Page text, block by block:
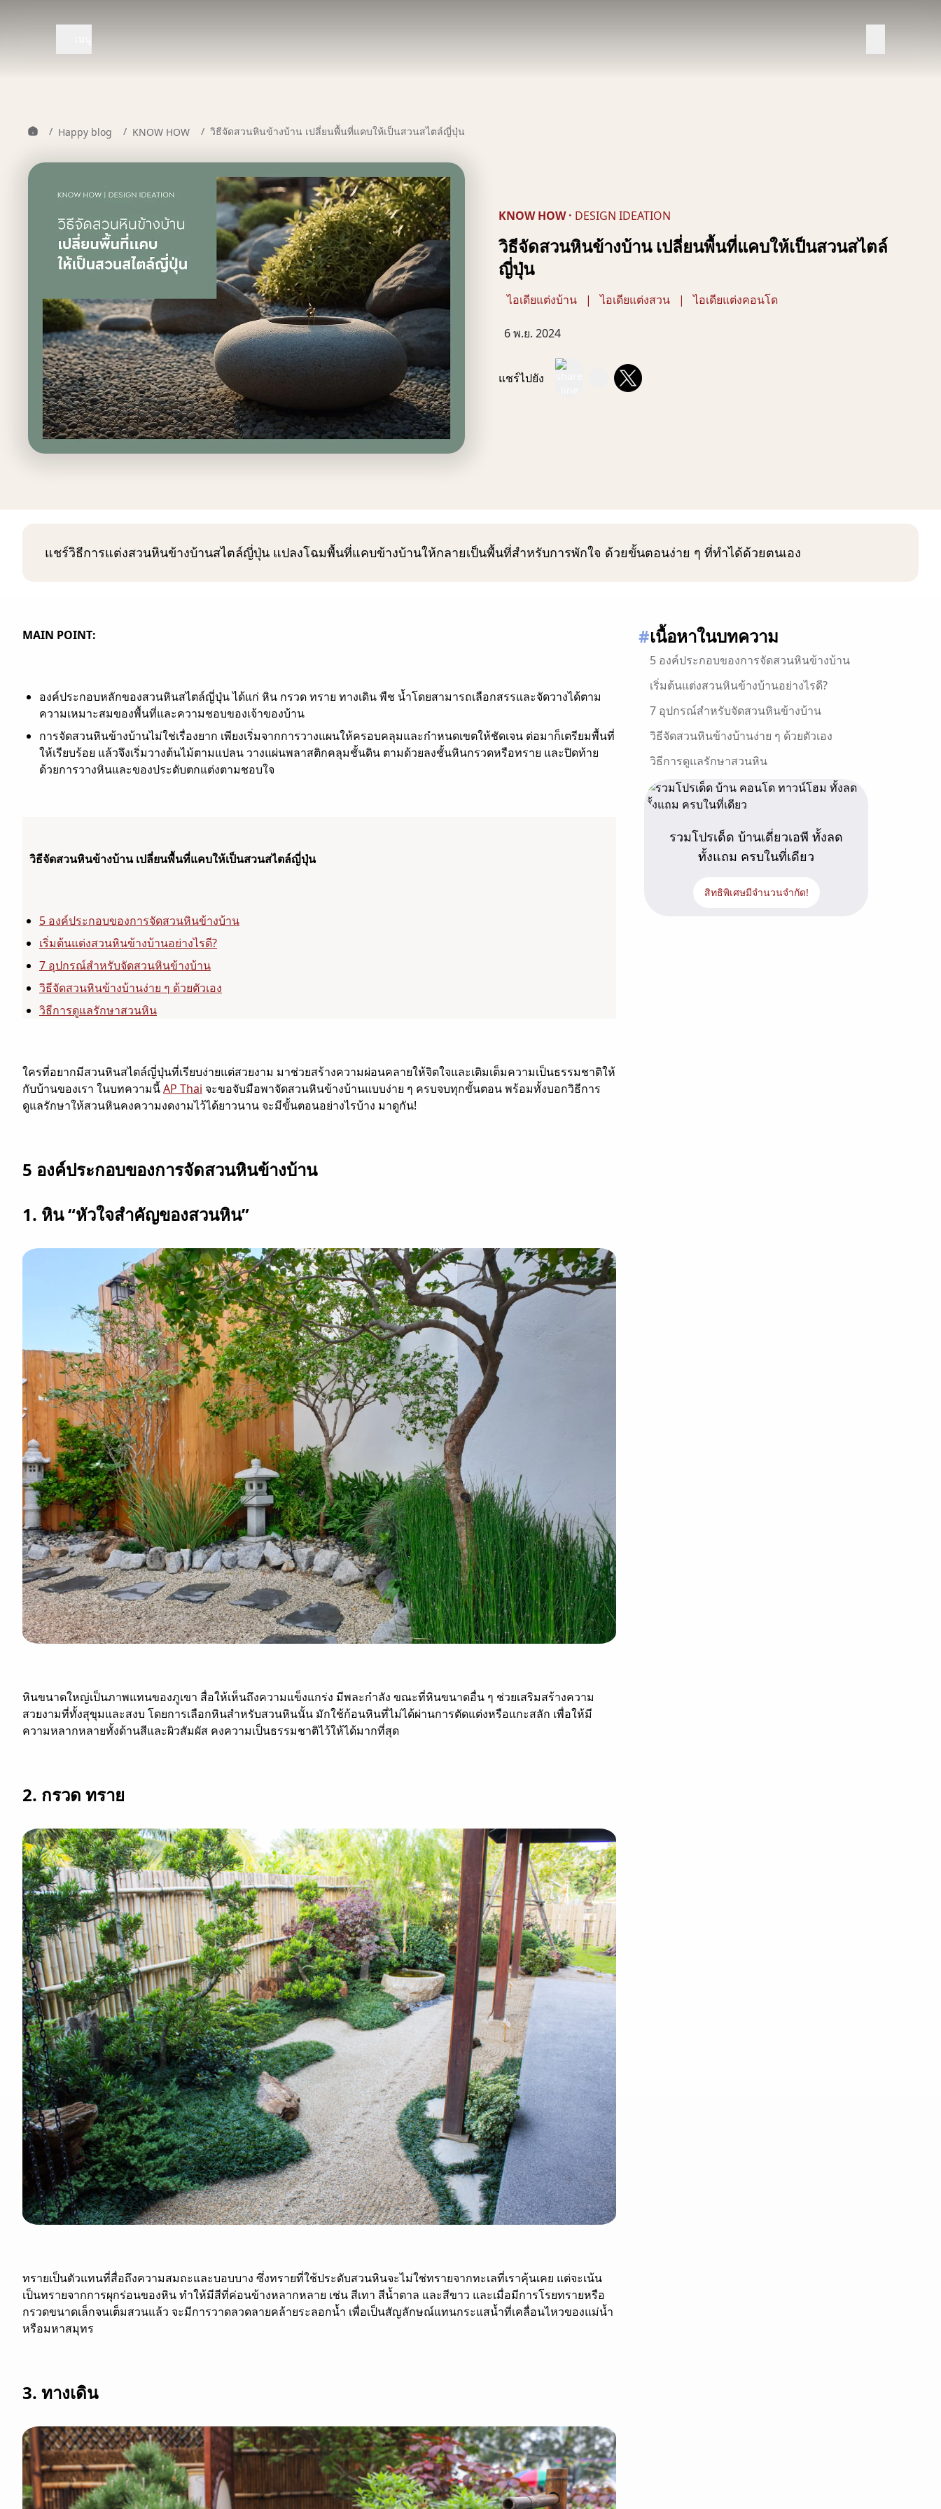
/ Happy blog / KNOW HOW / วิธีจัดสวนหินข้างบ้าน เปลี่ยนพื้นที่แคบให้เป็นสวนสไตล์ญี่ปุ่น
KNOW HOW· DESIGN IDEATION
วิธีจัดสวนหินข้างบ้าน เปลี่ยนพื้นที่แคบให้เป็นสวนสไตล์
ญี่ปุ่น
ไอเดียแต่งบ้าน | ไอเดียแต่งสวน | ไอเดียแต่งคอนโด
6 พ.ย. 2024
แชร์ไปยัง
แชร์วิธีการแต่งสวนหินข้างบ้านสไตล์ญี่ปุ่น แปลงโฉมพื้นที่แคบข้างบ้านให้กลายเป็นพื้นที่สำหรับการพักใจ ด้วยขั้นตอนง่าย ๆ ที่ทำได้ด้วยตนเอง
#เนื้อหาในบทความ
5 องค์ประกอบของการจัดสวนหินข้างบ้าน
เริ่มต้นแต่งสวนหินข้างบ้านอย่างไรดี?
7 อุปกรณ์สำหรับจัดสวนหินข้างบ้าน
วิธีจัดสวนหินข้างบ้านง่าย ๆ ด้วยตัวเอง
วิธีการดูแลรักษาสวนหิน
เติมเต็มบ้านให้สวย ด้วยการจัดสวนหินข้างบ้าน
เอพี ไทยแลนด์ ช่วยเติมเต็มความหมายของชีวิต
รวมโปรเด็ด บ้านเดี่ยวเอพี ทั้งลด
ทั้งแถม ครบในที่เดียว
สิทธิพิเศษมีจำนวนจำกัด!
MAIN POINT:
องค์ประกอบหลักของสวนหินสไตล์ญี่ปุ่น ได้แก่ หิน กรวด ทราย ทางเดิน พืช น้ำโดยสามารถเลือกสรรและจัดวางได้ตาม
ความเหมาะสมของพื้นที่และความชอบของเจ้าของบ้าน
การจัดสวนหินข้างบ้านไม่ใช่เรื่องยาก เพียงเริ่มจากการวางแผนให้ครอบคลุมและกำหนดเขตให้ชัดเจน ต่อมาก็เตรียมพื้นที่
ให้เรียบร้อย แล้วจึงเริ่มวางต้นไม้ตามแปลน วางแผ่นพลาสติกคลุมชั้นดิน ตามด้วยลงชั้นหินกรวดหรือทราย และปิดท้าย
ด้วยการวางหินและของประดับตกแต่งตามชอบใจ
วิธีจัดสวนหินข้างบ้าน เปลี่ยนพื้นที่แคบให้เป็นสวนสไตล์ญี่ปุ่น
5 องค์ประกอบของการจัดสวนหินข้างบ้าน
เริ่มต้นแต่งสวนหินข้างบ้านอย่างไรดี?
7 อุปกรณ์สำหรับจัดสวนหินข้างบ้าน
วิธีจัดสวนหินข้างบ้านง่าย ๆ ด้วยตัวเอง
วิธีการดูแลรักษาสวนหิน
ใครที่อยากมีสวนหินสไตล์ญี่ปุ่นที่เรียบง่ายแต่สวยงาม มาช่วยสร้างความผ่อนคลายให้จิตใจและเติมเต็มความเป็นธรรมชาติให้
กับบ้านของเรา ในบทความนี้AP Thai จะขอจับมือพาจัดสวนหินข้างบ้านแบบง่าย ๆ ครบจบทุกขั้นตอน พร้อมทั้งบอกวิธีการ
ดูแลรักษาให้สวนหินคงความงดงามไว้ได้ยาวนาน จะมีขั้นตอนอย่างไรบ้าง มาดูกัน!
5 องค์ประกอบของการจัดสวนหินข้างบ้าน
1. หิน “หัวใจสำคัญของสวนหิน”
หินขนาดใหญ่เป็นภาพแทนของภูเขา สื่อให้เห็นถึงความแข็งแกร่ง มีพละกำลัง ขณะที่หินขนาดอื่น ๆ ช่วยเสริมสร้างความ
สวยงามที่ทั้งสุขุมและสงบ โดยการเลือกหินสำหรับสวนหินนั้น มักใช้ก้อนหินที่ไม่ได้ผ่านการตัดแต่งหรือแกะสลัก เพื่อให้มี
ความหลากหลายทั้งด้านสีและผิวสัมผัส คงความเป็นธรรมชาติไว้ให้ได้มากที่สุด
2. กรวด ทราย
ทรายเป็นตัวแทนที่สื่อถึงความสมถะและบอบบาง ซึ่งทรายที่ใช้ประดับสวนหินจะไม่ใช่ทรายจากทะเลที่เราคุ้นเคย แต่จะเน้น
เป็นทรายจากการผุกร่อนของหิน ทำให้มีสีที่ค่อนข้างหลากหลาย เช่น สีเทา สีน้ำตาล และสีขาว และเมื่อมีการโรยทรายหรือ
กรวดขนาดเล็กจนเต็มสวนแล้ว จะมีการวาดลวดลายคล้ายระลอกน้ำ เพื่อเป็นสัญลักษณ์แทนกระแสน้ำที่เคลื่อนไหวของแม่น้ำ
หรือมหาสมุทร
3. ทางเดิน